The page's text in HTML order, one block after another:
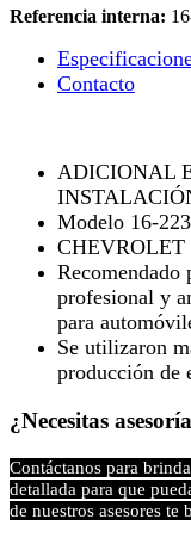
Referencia interna:
Contacto
ADICIONAL
Modelo 16-223
CHEVROLET
Recomendado
profesional y
para
Se utilizaron
producción de
¿Necesitas
Contáctanos para
detallada para que
de nuestros asesores